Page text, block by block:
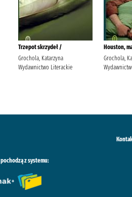
Trzepot skrzydeł /
Grochola, Katarzyna
Wydawnictwo Literackie
Houston,
Grochola,
z systemu: